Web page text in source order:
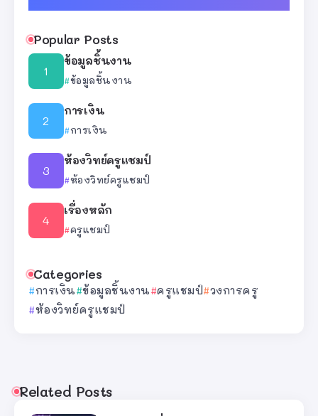
Popular Posts
ข้อมูลชิ้นงาน
ข้อมูลชิ้นงาน
การเงิน
การเงิน
ห้องวิทย์ครูแชมป์
ห้องวิทย์ครูแชมป์
เรื่องหลัก
ครูแชมป์
Categories
การเงิน ข้อมูลชิ้นงาน ครูแชมป์ วงการครู
ห้องวิทย์ครูแชมป์
Related Posts